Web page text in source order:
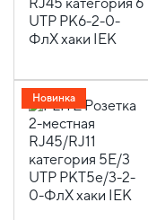
Новинка